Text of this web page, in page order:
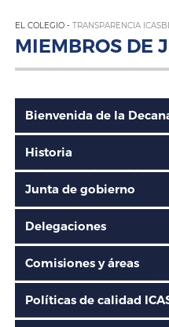
EL COLEGIO - TRANSPARENCIA
MIEMBROS DE
Bienvenida de la
Historia
Junta de gobierno
Delegaciones
Comisiones y áreas
Políticas de calidad